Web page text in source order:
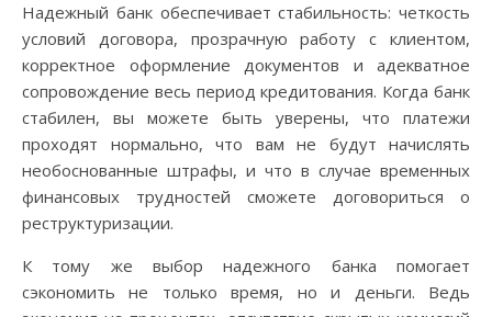
Надежный банк обеспечивает стабильность: четкость
условий договора, прозрачную работу с клиентом,
корректное оформление документов и адекватное
сопровождение весь период кредитования. Когда банк
стабилен, вы можете быть уверены, что платежи
проходят нормально, что вам не будут начислять
необоснованные штрафы, и что в случае временных
финансовых трудностей сможете договориться о
реструктуризации.
К тому же выбор надежного банка помогает
сэкономить не только время, но и деньги. Ведь